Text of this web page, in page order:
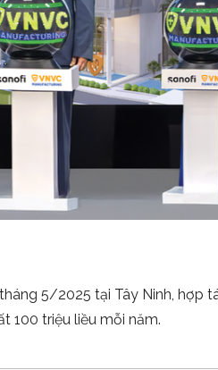
5/2025 tại Tây Ninh, hợp
100 triệu liều mỗi năm.